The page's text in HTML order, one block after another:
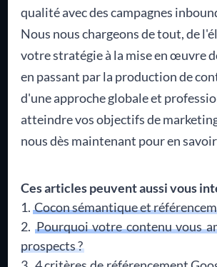
qualité avec des campagnes
Nous nous chargeons de tout, de
votre stratégie à la mise en œuvre
en passant par la production de
d'une approche globale et
atteindre vos objectifs de
nous dès maintenant pour en
Ces articles peuvent aussi vous
Cocon sémantique et
Pourquoi votre contenu vous
prospects ?